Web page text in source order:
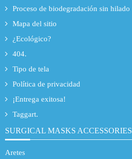
Proceso de biodegradación sin hilado
Mapa del sitio
¿Ecológico?
404.
Tipo de tela
Política de privacidad
¡Entrega exitosa!
Taggart.
SURGICAL MASKS ACCESSORIES
Aretes